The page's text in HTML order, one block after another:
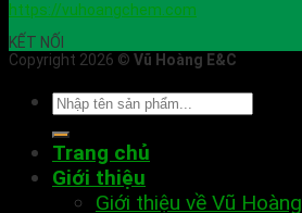
https://vuhoangchem.com
KẾT NỐI
Copyright 2026 © Vũ Hoàng E&C
Trang chủ
Giới thiệu
Giới thiệu về Vũ Hoàng